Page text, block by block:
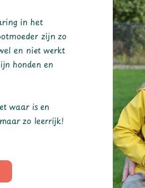
in het
zijn zo
en niet werkt
honden en
waar is en
zo leerrijk!